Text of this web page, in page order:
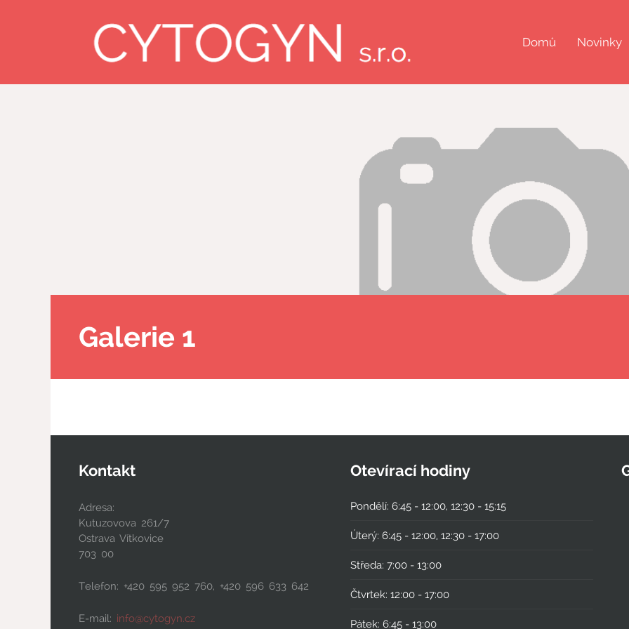
Domů Novinky
Galerie 1
Kontakt
Adresa:
Kutuzovova 261/7
Ostrava Vítkovice
703 00
Telefon: +420 595 952 760, +420 596 633 642
E-mail: info@cytogyn.cz
Otevírací hodiny
Pondělí: 6:45 - 12:00, 12:30 - 15:15
Úterý: 6:45 - 12:00, 12:30 - 17:00
Středa: 7:00 - 13:00
Čtvrtek: 12:00 - 17:00
Pátek: 6:45 - 13:00